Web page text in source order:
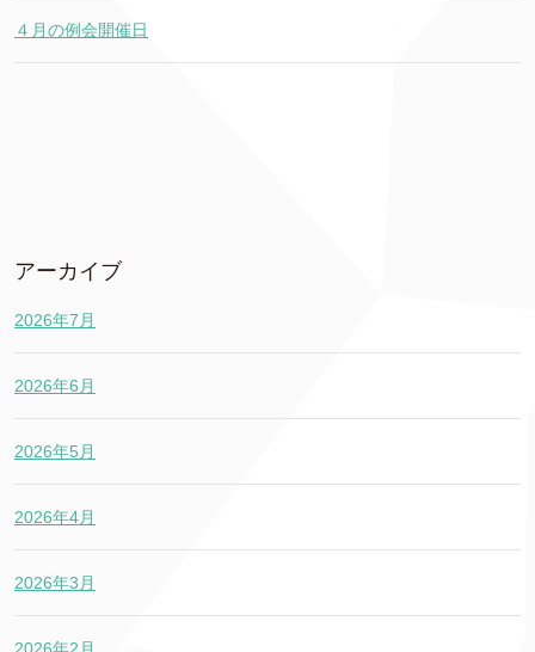
４月の例会開催日
アーカイブ
2026年7月
2026年6月
2026年5月
2026年4月
2026年3月